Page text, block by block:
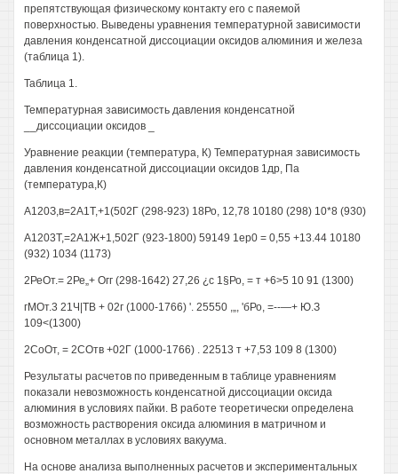
препятствующая физическому контакту его с паяемой
поверхностью. Выведены уравнения температурной зависимости
давления конденсатной диссоциации оксидов алюминия и железа
(таблица 1).
Таблица 1.
Температурная зависимость давления конденсатной
__диссоциации оксидов _
Уравнение реакции (температура, К) Температурная зависимость
давления конденсатной диссоциации оксидов 1др, Па
(температура,К)
А120З,в=2А1Т,+1(502Г (298-923) 18Ро, 12,78 10180 (298) 10*8 (930)
А1203Т,=2А1Ж+1,502Г (923-1800) 59149 1ер0 = 0,55 +13.44 10180
(932) 1034 (1173)
2РеОт.= 2Ре„+ Огг (298-1642) 27,26 ¿с 1§Ро, = т +6>5 10 91 (1300)
гМОт.3 21Ч|ТВ + 02г (1000-1766) '. 25550 ,„, 'бРо, =--—+ Ю.З
109<(1300)
2СоОт, = 2СОтв +02Г (1000-1766) . 22513 т +7,53 109 8 (1300)
Результаты расчетов по приведенным в таблице уравнениям
показали невозможность конденсатной диссоциации оксида
алюминия в условиях пайки. В работе теоретически определена
возможность растворения оксида алюминия в матричном и
основном металлах в условиях вакуума.
На основе анализа выполненных расчетов и экспериментальных